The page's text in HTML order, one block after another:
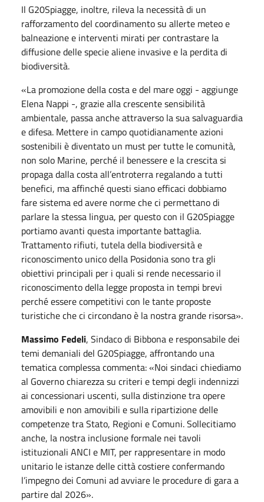
Il G20Spiagge, inoltre, rileva la necessità di un
rafforzamento del coordinamento su allerte meteo e
balneazione e interventi mirati per contrastare la
diffusione delle specie aliene invasive e la perdita di
biodiversità.
«La promozione della costa e del mareoggi - aggiunge
Elena Nappi -, grazie alla crescente sensibilità
ambientale, passa anche attraverso la sua salvaguardia
e difesa. Mettere in campo quotidianamente azioni
sostenibili è diventato un must per tutte le comunità,
non solo Marine, perché il benessere e la crescita si
propaga dalla costa all’entroterra regalando a tutti
benefici, ma affinché questi siano efficaci dobbiamo
fare sistema ed avere norme che ci permettano di
parlare la stessa lingua, per questo con il G20Spiagge
portiamo avanti questa importante battaglia.
Trattamento rifiuti, tutela della biodiversità e
riconoscimento unico della Posidonia sono tra gli
obiettivi principali per i quali si rende necessario il
riconoscimento della legge proposta in tempi brevi
perché essere competitivi con le tante proposte
turistiche che ci circondano è la nostra grande risorsa».
Massimo Fedeli, Sindaco di Bibbona e responsabile dei
temi demaniali del G20Spiagge, affrontando una
tematica complessa commenta: «Noi sindaci chiediamo
al Governo chiarezza su criteri e tempi degli indennizzi
ai concessionari uscenti, sulla distinzione tra opere
amovibili e non amovibili e sulla ripartizione delle
competenze tra Stato, Regioni e Comuni. Sollecitiamo
anche, la nostra inclusione formale nei tavoli
istituzionali ANCI e MIT, per rappresentare in modo
unitario le istanze delle città costiere confermando
l’impegno dei Comuni ad avviare le procedure di gara a
partire dal 2026».